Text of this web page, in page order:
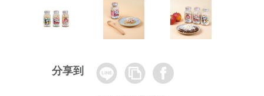
分享到 Line
Copy
Link
Facebook